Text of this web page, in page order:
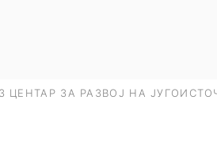
ЦЕНТАР ЗА РАЗВОЈ НА